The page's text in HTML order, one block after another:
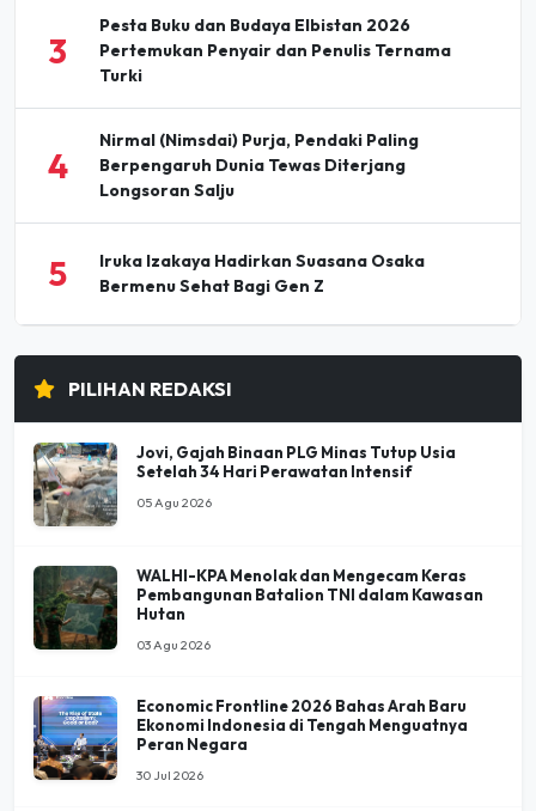
3
Pesta Buku dan Budaya Elbistan 2026
Pertemukan Penyair dan Penulis Ternama
Turki
4
Nirmal (Nimsdai) Purja, Pendaki Paling
Berpengaruh Dunia Tewas Diterjang
Longsoran Salju
5
Iruka Izakaya Hadirkan Suasana Osaka
Bermenu Sehat Bagi Gen Z
PILIHAN REDAKSI
Jovi, Gajah Binaan PLG Minas Tutup Usia
Setelah 34 Hari Perawatan Intensif
05 Agu 2026
WALHI-KPA Menolak dan Mengecam Keras
Pembangunan Batalion TNI dalam Kawasan
Hutan
03 Agu 2026
Economic Frontline 2026 Bahas Arah Baru
Ekonomi Indonesia di Tengah Menguatnya
Peran Negara
30 Jul 2026